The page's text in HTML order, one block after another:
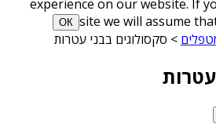
experience on our website. If
site we will assume
ОК
> סקסולוגים בבני עטרות